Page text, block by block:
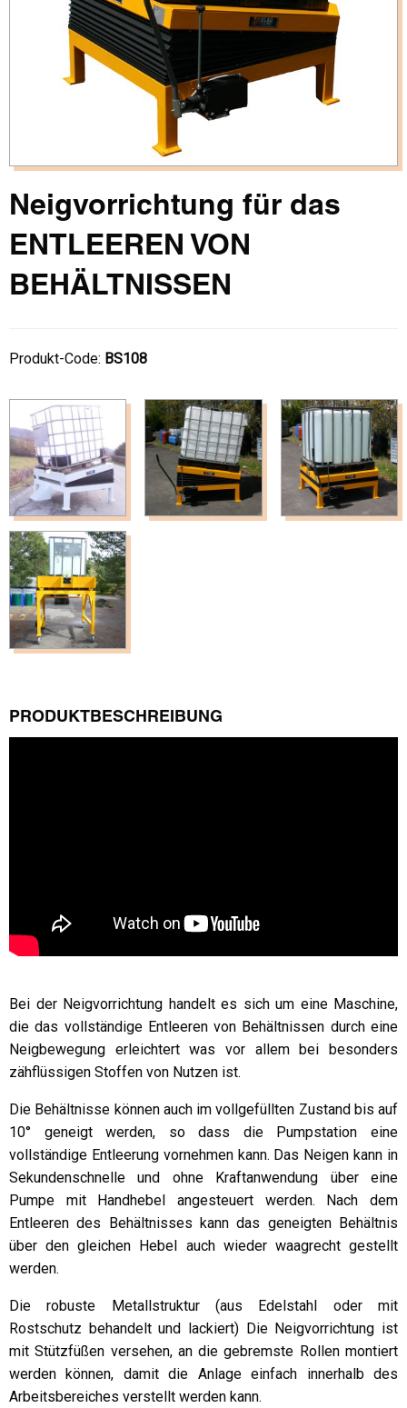
Neigvorrichtung für das
ENTLEEREN VON
BEHÄLTNISSEN
Produkt-Code: BS108
PRODUKTBESCHREIBUNG
Bei der Neigvorrichtung handelt es sich um eine Maschine,
die das vollständige Entleeren von Behältnissen durch eine
Neigbewegung erleichtert was vor allem bei besonders
zähflüssigen Stoffen von Nutzen ist.
Die Behältnisse können auch im vollgefüllten Zustand bis auf
10° geneigt werden, so dass die Pumpstation eine
vollständige Entleerung vornehmen kann. Das Neigen kann in
Sekundenschnelle und ohne Kraftanwendung über eine
Pumpe mit Handhebel angesteuert werden. Nach dem
Entleeren des Behältnisses kann das geneigten Behältnis
über den gleichen Hebel auch wieder waagrecht gestellt
werden.
Die robuste Metallstruktur (aus Edelstahl oder mit
Rostschutz behandelt und lackiert) Die Neigvorrichtung ist
mit Stützfüßen versehen, an die gebremste Rollen montiert
werden können, damit die Anlage einfach innerhalb des
Arbeitsbereiches verstellt werden kann.